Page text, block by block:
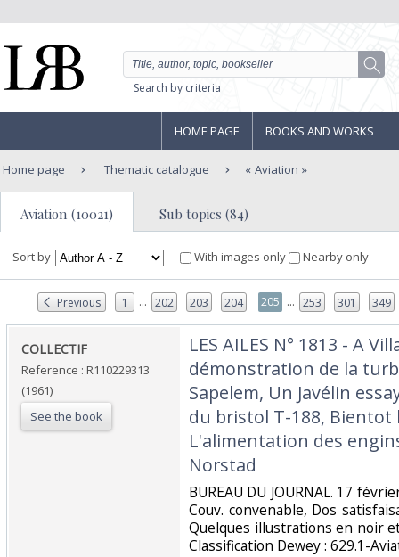
Search by criteria
HOME PAGE BOOKS AND WORKS
Home page Thematic catalogue Aviation
Aviation (10021) Sub topics (84)
Sort by With images only Nearby only
Previous 1 ... 202 203 204 205 ... 253 301 349
‎COLLECTIF‎
Reference : R110229313
(1961)
See the book
‎LES AILES N° 1813 - A
démonstration de la
Sapelem, Un Javélin
du bristol T-188, Bientot
L'alimentation des
Norstad‎
‎BUREAU DU JOURNAL. 17
Couv. convenable, Dos
Quelques illustrations en noir
Classification Dewey : 629.1-